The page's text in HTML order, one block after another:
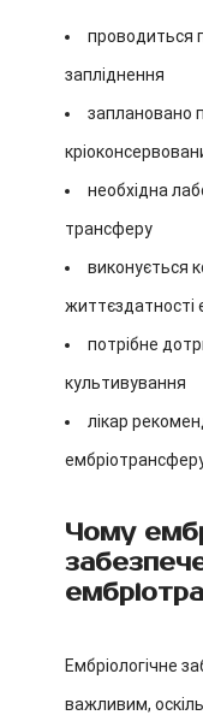
проводиться
запліднення
заплановано
необхідна
трансферу
виконується
життєздатності
потрібне
культивування
лікар
Чому
Ембріологічне
важливим,